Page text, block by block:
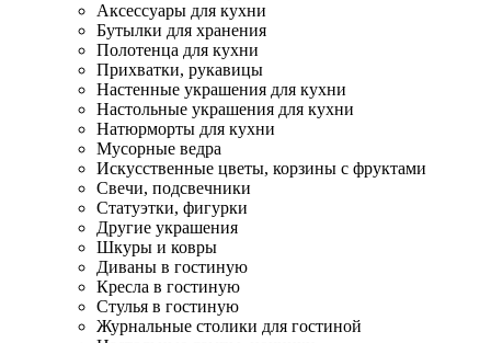
Аксессуары для кухни
Бутылки для хранения
Полотенца для кухни
Прихватки, рукавицы
Настенные украшения для кухни
Настольные украшения для кухни
Натюрморты для кухни
Мусорные ведра
Искусственные цветы, корзины с фруктами
Свечи, подсвечники
Статуэтки, фигурки
Другие украшения
Шкуры и ковры
Диваны в гостиную
Кресла в гостиную
Стулья в гостиную
Журнальные столики для гостиной